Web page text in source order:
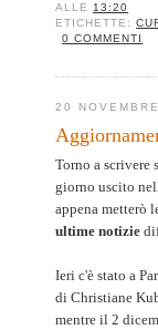
ALLE 13:20
ETICHETTE:
0 COMMENTI
20
Torno a scrivere
giorno uscito
appena metterò
ultime notizie
Ieri c'è stato a
di Christiane
mentre il 2